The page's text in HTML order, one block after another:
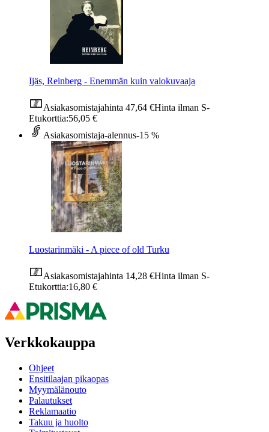
Ijäs, Reinberg - Enemmän kuin valokuvaaja
Asiakasomistajahinta 47,64 €Hinta ilman S-
Etukorttia:56,05 €
Asiakasomistaja-alennus-15 %
Luostarinmäki - A piece of old Turku
Asiakasomistajahinta 14,28 €Hinta ilman S-
Etukorttia:16,80 €
Verkkokauppa
Ohjeet
Ensitilaajan pikaopas
Myymälänouto
Palautukset
Reklamaatio
Takuu ja huolto